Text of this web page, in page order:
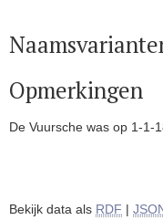
Opmerkingen
De Vuursche was op 1-1-
Bekijk data als RDF |